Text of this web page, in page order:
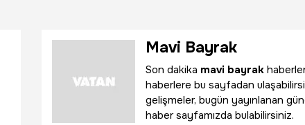
Mavi Bayrak
Son dakika mavi bayrak
haberlere bu sayfadan
gelişmeler, bugün yayınlanan
haber sayfamızda bulabilirsiniz.